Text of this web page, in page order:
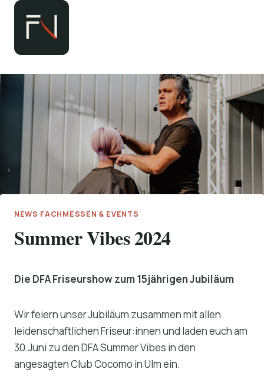
Zum
springen
NEWS FACHMESSEN & EVENTS
Summer Vibes 2024
Die DFA Friseurshow zum 15jährigen Jubiläum
Wir feiern unser Jubiläum zusammen mit allen
leidenschaftlichen Friseur:innen und laden euch am
30.Juni zu den DFA Summer Vibes in den
angesagten Club Cocomo in Ulm ein.